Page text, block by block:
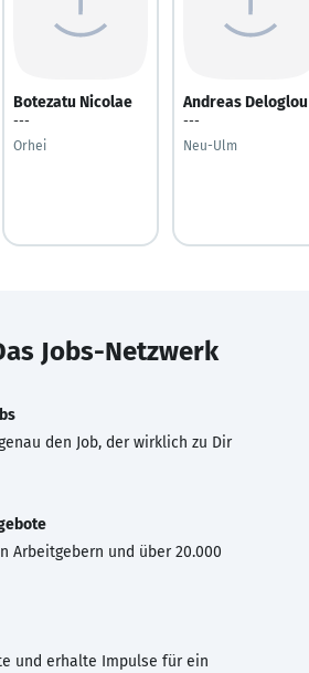
Botezatu Nicolae
---
Orhei
Andreas Deloglou
---
Neu-Ulm
Jobs-Netzwerk
den Job, der wirklich zu Dir
Arbeitgebern und über 20.000
und erhalte Impulse für ein